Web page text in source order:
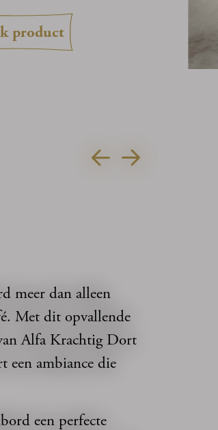
product
meer dan alleen
Met dit opvallende
Alfa Krachtig Dort
een ambiance die
een perfecte